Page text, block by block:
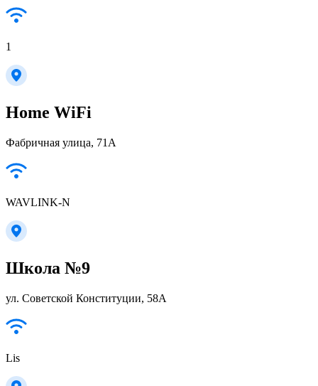
1
Home WiFi
Фабричная улица, 71А
WAVLINK-N
Школа №9
ул. Советской Конституции, 58А
Lis